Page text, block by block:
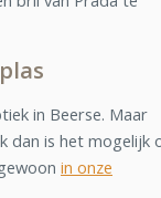
in Beerse. Maar
dan is het mogelijk
in onze